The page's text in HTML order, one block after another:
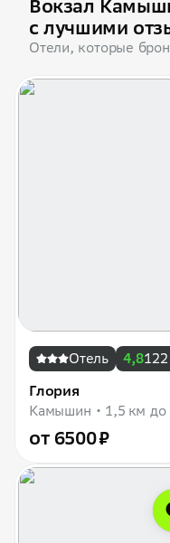
Вокзал
с лучшими
Отели, которые
Отель 4,8
Глория
Камышин
1,5 км до
от 6500 ₽